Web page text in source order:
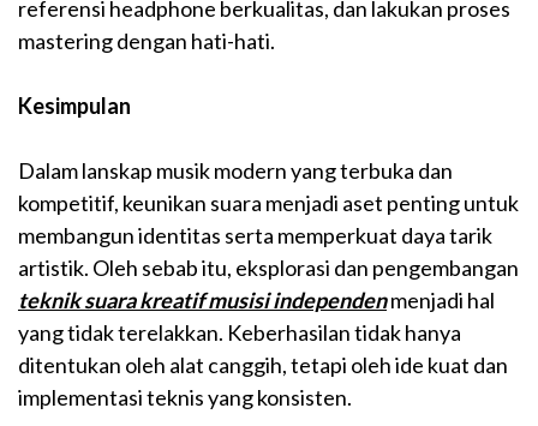
referensi headphone berkualitas, dan lakukan proses
mastering dengan hati-hati.
Kesimpulan
Dalam lanskap musik modern yang terbuka dan
kompetitif, keunikan suara menjadi aset penting untuk
membangun identitas serta memperkuat daya tarik
artistik. Oleh sebab itu, eksplorasi dan pengembangan
teknik suara kreatif musisi independenmenjadi hal
yang tidak terelakkan. Keberhasilan tidak hanya
ditentukan oleh alat canggih, tetapi oleh ide kuat dan
implementasi teknis yang konsisten.